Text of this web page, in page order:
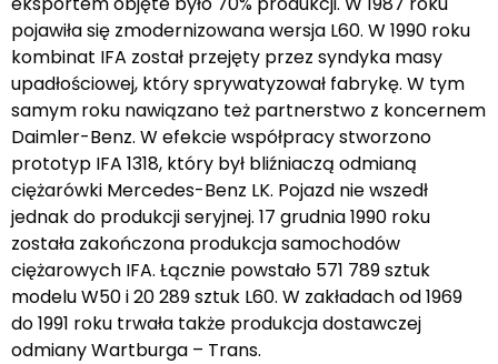
pojawiła się zmodernizowana wersja L60. W 1990 roku
kombinat IFA został przejęty przez syndyka masy
upadłościowej, który sprywatyzował fabrykę. W tym
samym roku nawiązano też partnerstwo z koncernem
Daimler-Benz. W efekcie współpracy stworzono
prototyp IFA 1318, który był bliźniaczą odmianą
ciężarówki Mercedes-Benz LK. Pojazd nie wszedł
jednak do produkcji seryjnej. 17 grudnia 1990 roku
została zakończona produkcja samochodów
ciężarowych IFA. Łącznie powstało 571 789 sztuk
modelu W50 i 20 289 sztuk L60. W zakładach od 1969
do 1991 roku trwała także produkcja dostawczej
odmiany Wartburga – Trans.